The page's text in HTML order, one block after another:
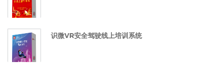
识微VR安全驾驶线上培训系统